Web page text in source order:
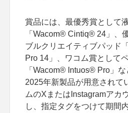
賞品には、最優秀賞として
「Wacom® Cintiq® 24」、
ブルクリエイティブパッド
Pro 14」、ワコム賞として
「Wacom® Intuos® Pro」
2025年新製品が用意されて
ムのXまたはInstagramアカ
し、指定タグをつけて期間